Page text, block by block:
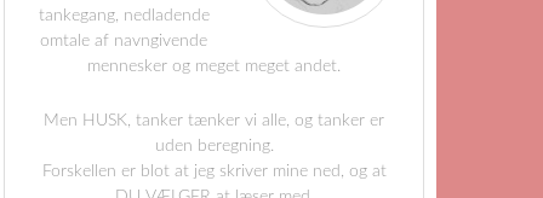
tankegang, nedladende
omtale af navngivende
mennesker og meget meget andet.
Men HUSK, tanker tænker vi alle, og tanker er
uden beregning.
Forskellen er blot at jeg skriver mine ned, og at